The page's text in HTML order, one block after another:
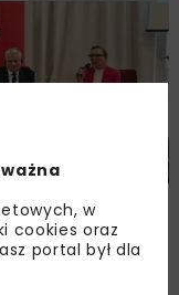
2026
w
cookies oraz
portal był dla